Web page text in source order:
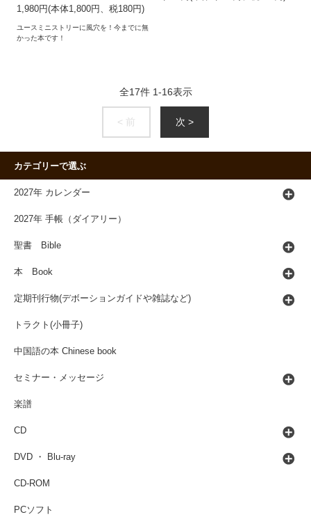
1,980円(本体1,800円、税180円)
ユースミニストリーに風穴を！今までに無
かった本です！
全17件 1-16表示
< 前 次 >
カテゴリーで選ぶ
2027年 カレンダー
2027年 手帳（ダイアリー）
聖書 Bible
本 Book
定期刊行物(デボーションガイドや雑誌など)
トラクト(小冊子)
中国語の本 Chinese book
セミナー・メッセージ
楽譜
CD
DVD ・ Blu-ray
CD-ROM
PCソフト